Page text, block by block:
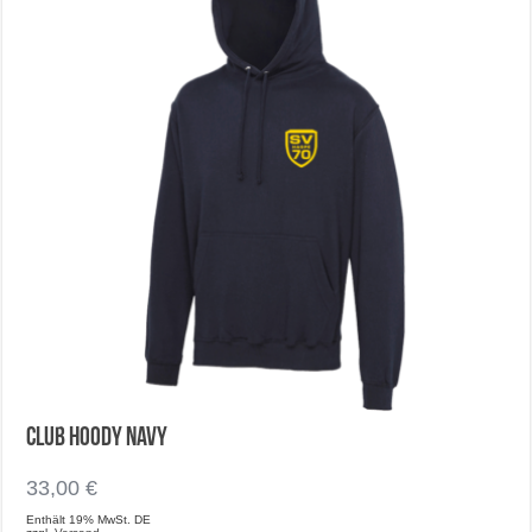
Produktseite
gewählt
werden
Club Hoody Navy
33,00€
Enthält 19% MwSt. DE